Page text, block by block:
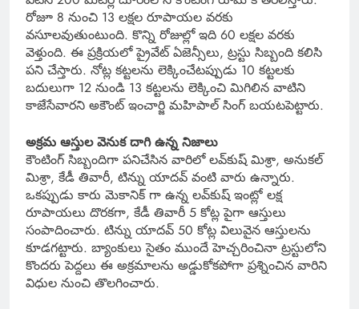
రోజూ 8 నుంచి 13 లక్షల రూపాయల వరకు
వసూలవుతుంటుంది. కొన్ని రోజుల్లో ఇది 60 లక్షల వరకు
వెళ్తుంది. ఈ ప్రక్రియలో ప్రైవేట్ ఏజెన్సీలు, ట్రస్టు సిబ్బంది కలిసి
పని చేస్తారు. నోట్ల కట్టలను లెక్కించేటప్పుడు 10 కట్టలకు
బదులుగా 12 నుండి 13 కట్టలను లెక్కించి మిగిలిన వాటిని
కాజేసేవారని అకౌంట్ ఇంచార్జి మహిపాల్ సింగ్ బయటపెట్టారు.
అక్రమ ఆస్తుల వెనుక దాగి ఉన్న నిజాలు
కౌంటింగ్ సిబ్బందిగా పనిచేసిన వారిలో లవ్‌కుష్ మిశ్రా, అనుకల్
మిశ్రా, కేడీ తివారీ, టిన్ను యాదవ్ వంటి వారు ఉన్నారు.
ఒకప్పుడు కారు మెకానిక్ గా ఉన్న లవ్‌కుష్ ఇంట్లో లక్ష
రూపాయలు దొరకగా, కేడీ తివారీ 5 కోట్ల పైగా ఆస్తులు
సంపాదించారు. టిన్ను యాదవ్ 50 కోట్ల విలువైన ఆస్తులను
కూడగట్టారు. బ్యాంకులు సైతం ముందే హెచ్చరించినా ట్రస్టులోని
కొందరు పెద్దలు ఈ అక్రమాలను అడ్డుకోకపోగా ప్రశ్నించిన వారిని
విధుల నుంచి తొలగించారు.